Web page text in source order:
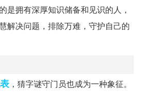
是拥有深厚知识储备和见识的人，
解决问题，排除万难，守护自己的
，猜字谜守门员也成为一种象征。